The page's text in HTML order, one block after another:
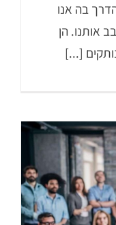
בה אנו
אותנו. הן
[...]